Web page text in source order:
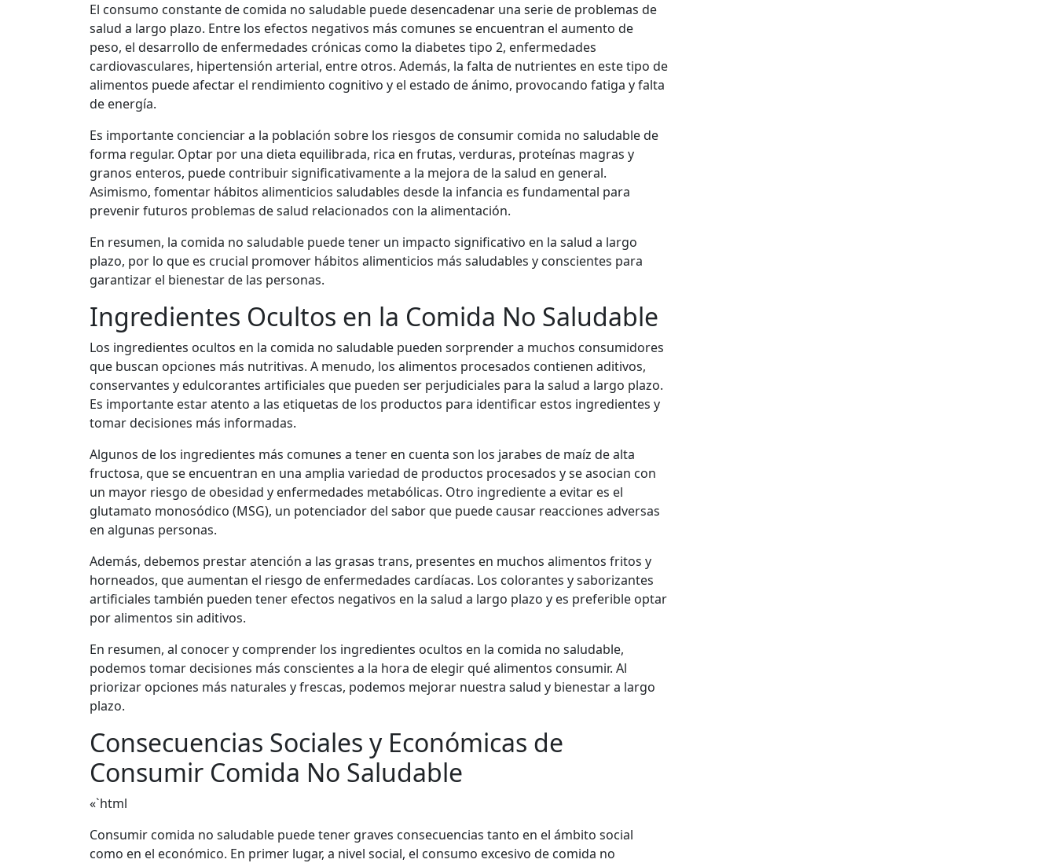
El consumo constante de comida no saludable puede desencadenar una serie de problemas de
salud a largo plazo. Entre los efectos negativos más comunes se encuentran el aumento de
peso, el desarrollo de enfermedades crónicas como la diabetes tipo 2, enfermedades
cardiovasculares, hipertensión arterial, entre otros. Además, la falta de nutrientes en este tipo de
alimentos puede afectar el rendimiento cognitivo y el estado de ánimo, provocando fatiga y falta
de energía.
Es importante concienciar a la población sobre los riesgos de consumir comida no saludable de
forma regular. Optar por una dieta equilibrada, rica en frutas, verduras, proteínas magras y
granos enteros, puede contribuir significativamente a la mejora de la salud en general.
Asimismo, fomentar hábitos alimenticios saludables desde la infancia es fundamental para
prevenir futuros problemas de salud relacionados con la alimentación.
En resumen, la comida no saludable puede tener un impacto significativo en la salud a largo
plazo, por lo que es crucial promover hábitos alimenticios más saludables y conscientes para
garantizar el bienestar de las personas.
Ingredientes Ocultos en la Comida No Saludable
Los ingredientes ocultos en la comida no saludable pueden sorprender a muchos consumidores
que buscan opciones más nutritivas. A menudo, los alimentos procesados contienen aditivos,
conservantes y edulcorantes artificiales que pueden ser perjudiciales para la salud a largo plazo.
Es importante estar atento a las etiquetas de los productos para identificar estos ingredientes y
tomar decisiones más informadas.
Algunos de los ingredientes más comunes a tener en cuenta son los jarabes de maíz de alta
fructosa, que se encuentran en una amplia variedad de productos procesados y se asocian con
un mayor riesgo de obesidad y enfermedades metabólicas. Otro ingrediente a evitar es el
glutamato monosódico (MSG), un potenciador del sabor que puede causar reacciones adversas
en algunas personas.
Además, debemos prestar atención a las grasas trans, presentes en muchos alimentos fritos y
horneados, que aumentan el riesgo de enfermedades cardíacas. Los colorantes y saborizantes
artificiales también pueden tener efectos negativos en la salud a largo plazo y es preferible optar
por alimentos sin aditivos.
En resumen, al conocer y comprender los ingredientes ocultos en la comida no saludable,
podemos tomar decisiones más conscientes a la hora de elegir qué alimentos consumir. Al
priorizar opciones más naturales y frescas, podemos mejorar nuestra salud y bienestar a largo
plazo.
Consecuencias Sociales y Económicas de
Consumir Comida No Saludable
«`html
Consumir comida no saludable puede tener graves consecuencias tanto en el ámbito social
como en el económico. En primer lugar, a nivel social, el consumo excesivo de comida no